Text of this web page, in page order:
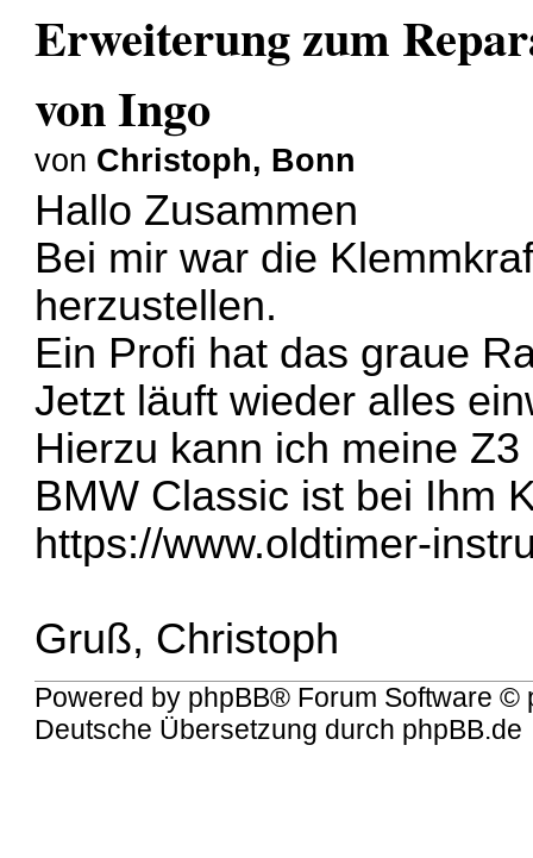
Erweiterung zum
von Ingo
von Christoph, Bonn
Hallo Zusammen
Bei mir war die
herzustellen.
Ein Profi hat das graue
Jetzt läuft wieder alles
Hierzu kann ich meine
BMW Classic ist bei Ihm
https://www.oldtimer-
Gruß, Christoph
Powered by phpBB® Forum Software ©
Deutsche Übersetzung durch phpBB.de